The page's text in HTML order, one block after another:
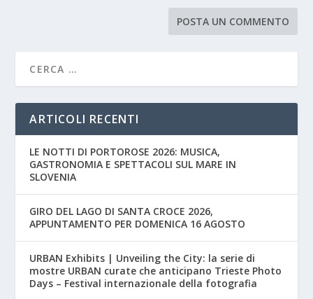
ARTICOLI RECENTI
LE NOTTI DI PORTOROSE 2026: MUSICA,
GASTRONOMIA E SPETTACOLI SUL MARE IN
SLOVENIA
GIRO DEL LAGO DI SANTA CROCE 2026,
APPUNTAMENTO PER DOMENICA 16 AGOSTO
URBAN Exhibits | Unveiling the City: la serie di
mostre URBAN curate che anticipano Trieste Photo
Days – Festival internazionale della fotografia